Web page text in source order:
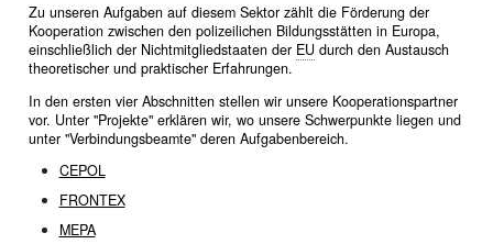
Zu unseren Aufgaben auf diesem Sektor zählt die Förderung der
Kooperation zwischen den polizeilichen Bildungsstätten in Europa,
einschließlich der Nichtmitgliedstaaten der EUdurch den Austausch
theoretischer und praktischer Erfahrungen.
In den ersten vier Abschnitten stellen wir unsere Kooperationspartner
vor. Unter "Projekte" erklären wir, wo unsere Schwerpunkte liegen und
unter "Verbindungsbeamte" deren Aufgabenbereich.
CEPOL
FRONTEX
MEPA